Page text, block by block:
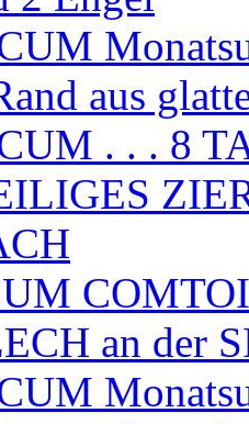
aus
. . . 8
an der